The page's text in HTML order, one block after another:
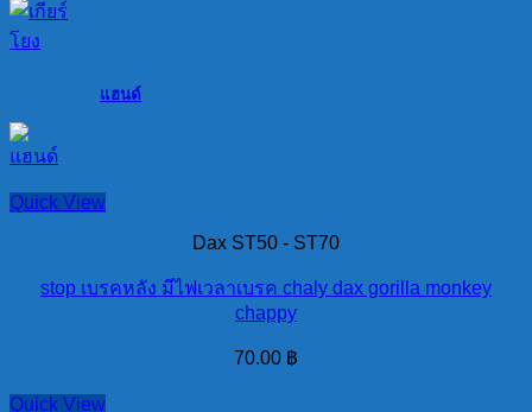
แฮนด์
Quick View
Dax ST50 - ST70
stop เบรคหลัง มีไฟเวลาเบรค chaly dax gorilla monkey
chappy
70.00 ฿
Quick View